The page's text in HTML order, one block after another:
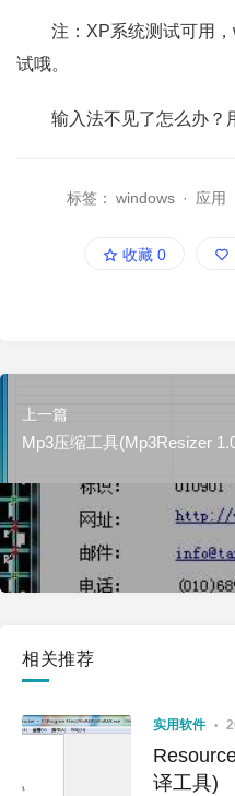
注：XP系统测试可用
试哦。
输入法不见了怎么办？
标签： windows · 应用
收藏 0
上一篇
Mp3压缩工具(Mp3Resizer
相关推荐
实用软件
译工具)